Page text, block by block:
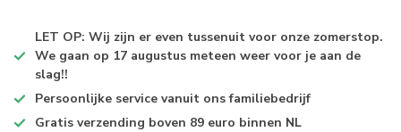
LET OP: Wij zijn er even tussenuit voor onze zomerstop.
We gaan op 17 augustus meteen weer voor je aan de
slag!!
Persoonlijke service vanuit ons familiebedrijf
Gratis verzending boven 89 euro binnen NL